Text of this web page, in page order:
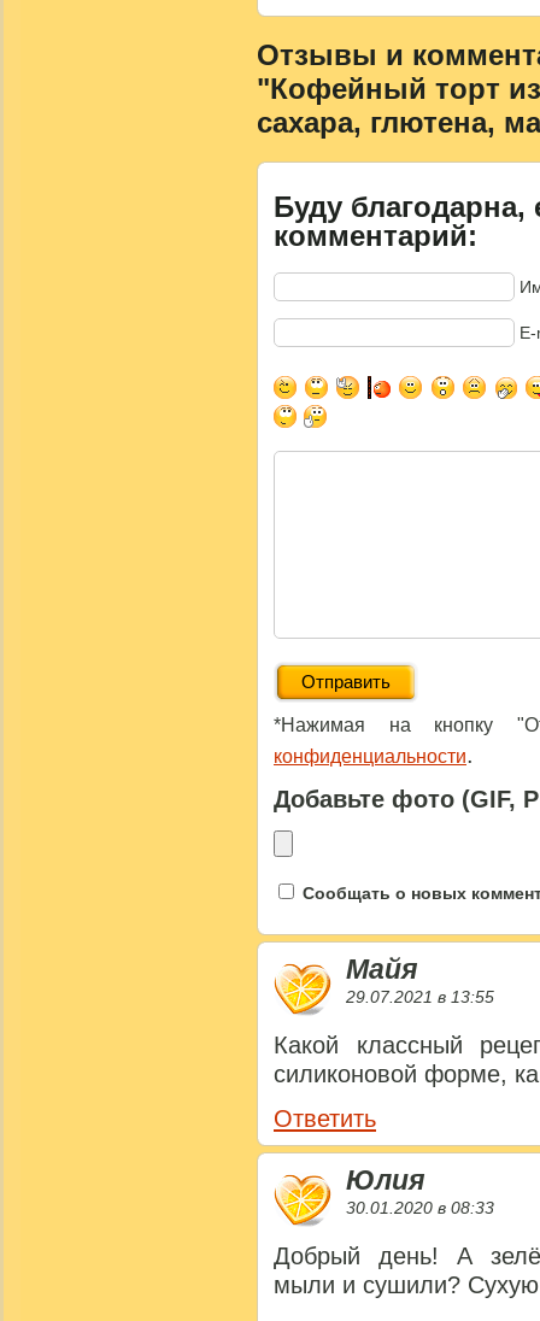
Отзывы и
"Кофейный торт из
сахара, глютена,
Буду благодарна,
комментарий:
*Нажимая на кнопку
конфиденциальности.
Добавьте фото (GIF,
Сообщать о новых
Майя
29.07.2021 в 13:55
Какой классный
силиконовой форме,
Ответить
Юлия
30.01.2020 в 08:33
Добрый день! А
мыли и сушили?